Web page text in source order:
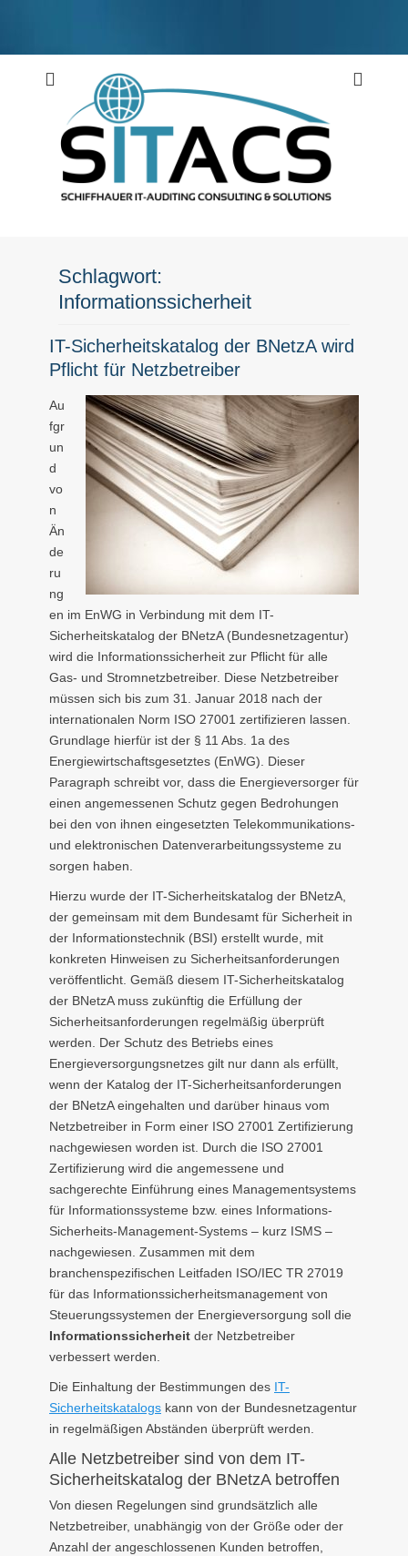
SITACS
Schiffhauer IT-Auditing Consulting & Solutions
Schlagwort:
Informationssicherheit
IT-Sicherheitskatalog der BNetzA wird
Pflicht für Netzbetreiber
Au
fgr
un
d
vo
n
Än
de
ru
ng
en im EnWG in Verbindung mit dem IT-
Sicherheitskatalog der BNetzA (Bundesnetzagentur)
wird die Informationssicherheit zur Pflicht für alle
Gas- und Stromnetzbetreiber. Diese Netzbetreiber
müssen sich bis zum 31. Januar 2018 nach der
internationalen Norm ISO 27001 zertifizieren lassen.
Grundlage hierfür ist der § 11 Abs. 1a des
Energiewirtschaftsgesetztes (EnWG). Dieser
Paragraph schreibt vor, dass die Energieversorger für
einen angemessenen Schutz gegen Bedrohungen
bei den von ihnen eingesetzten Telekommunikations-
und elektronischen Datenverarbeitungssysteme zu
sorgen haben.
Hierzu wurde der IT-Sicherheitskatalog der BNetzA,
der gemeinsam mit dem Bundesamt für Sicherheit in
der Informationstechnik (BSI) erstellt wurde, mit
konkreten Hinweisen zu Sicherheitsanforderungen
veröffentlicht. Gemäß diesem IT-Sicherheitskatalog
der BNetzA muss zukünftig die Erfüllung der
Sicherheitsanforderungen regelmäßig überprüft
werden. Der Schutz des Betriebs eines
Energieversorgungsnetzes gilt nur dann als erfüllt,
wenn der Katalog der IT-Sicherheitsanforderungen
der BNetzA eingehalten und darüber hinaus vom
Netzbetreiber in Form einer ISO 27001 Zertifizierung
nachgewiesen worden ist. Durch die ISO 27001
Zertifizierung wird die angemessene und
sachgerechte Einführung eines Managementsystems
für Informationssysteme bzw. eines Informations-
Sicherheits-Management-Systems – kurz ISMS –
nachgewiesen. Zusammen mit dem
branchenspezifischen Leitfaden ISO/IEC TR 27019
für das Informationssicherheitsmanagement von
Steuerungssystemen der Energieversorgung soll die
Informationssicherheit der Netzbetreiber
verbessert werden.
Die Einhaltung der Bestimmungen des IT-
Sicherheitskatalogs kann von der Bundesnetzagentur
in regelmäßigen Abständen überprüft werden.
Alle Netzbetreiber sind von dem IT-
Sicherheitskatalog der BNetzA betroffen
Von diesen Regelungen sind grundsätzlich alle
Netzbetreiber, unabhängig von der Größe oder der
Anzahl der angeschlossenen Kunden betroffen,